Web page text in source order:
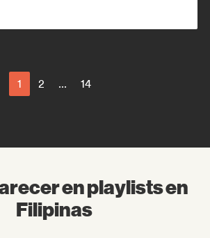
1 2 ... 14
en playlists en
Filipinas